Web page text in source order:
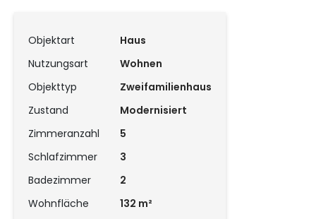
Objektart
Haus
Nutzungsart
Wohnen
Objekttyp
Zweifamilienhaus
Zustand
Modernisiert
Zimmeranzahl
5
Schlafzimmer
3
Badezimmer
2
Wohnfläche
132 m²